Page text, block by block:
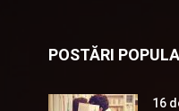
POSTĂRI
16